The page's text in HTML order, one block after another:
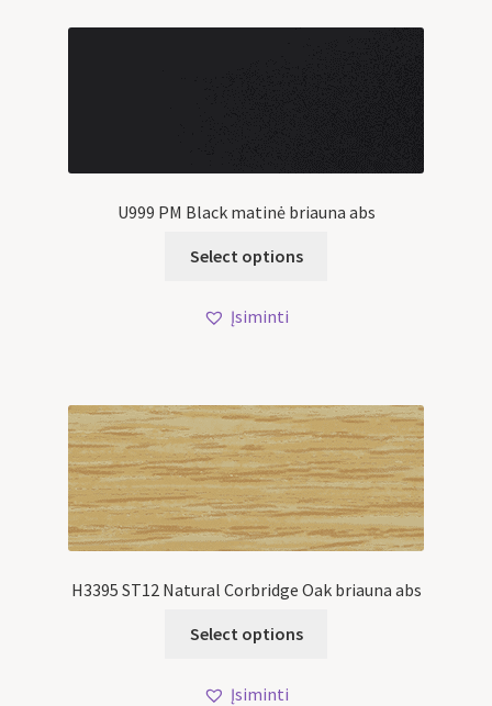
U999 PM Black matinė briauna abs
Select options
Įsiminti
H3395 ST12 Natural Corbridge Oak briauna abs
Select options
Įsiminti